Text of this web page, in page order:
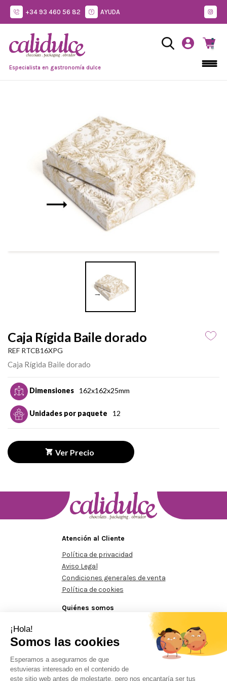
+34 93 460 56 82 AYUDA
Especialista en gastronomía dulce
Caja Rígida Baile dorado
REF RTCB16XPG
Caja Rígida Baile dorado
Dimensiones 162x162x25mm
Unidades por paquete 12
Ver Precio
Atención al Cliente
Política de privacidad
Aviso Legal
Condiciones generales de venta
Política de cookies
Quiénes somos
Contacte con nosotros
de 125€ Pedidos mínimos de 125€ Pedidos mínimos
Prohibida la reproducción total o parcial del contenido aparecido en este sitio